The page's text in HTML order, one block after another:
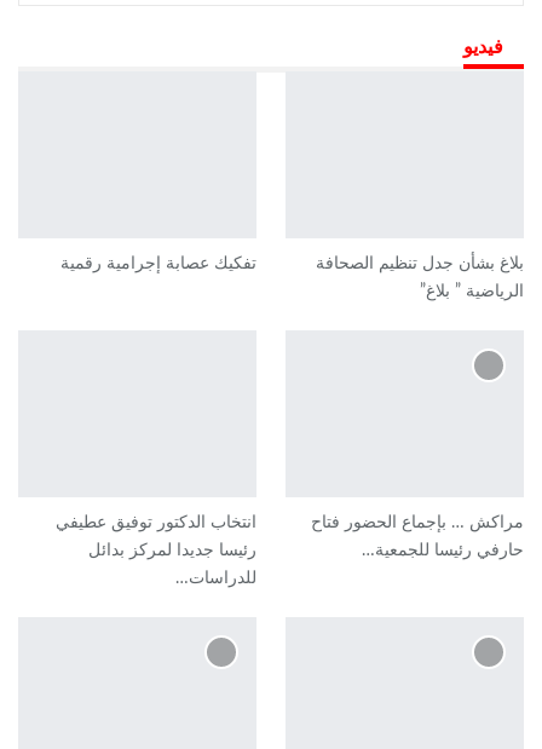
فيديو
تفكيك عصابة إجرامية رقمية
بلاغ بشأن جدل تنظيم الصحافة
الرياضية ” بلاغ”
انتخاب الدكتور توفيق عطيفي
رئيسا جديدا لمركز بدائل
للدراسات…
مراكش … بإجماع الحضور فتاح
حارفي رئيسا للجمعية…